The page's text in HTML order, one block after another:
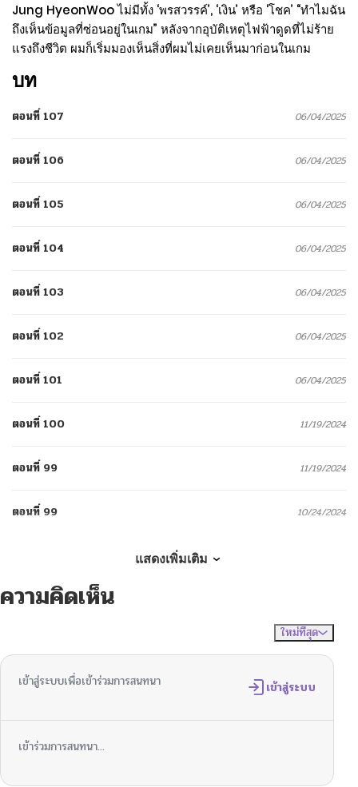
Jung HyeonWoo ไม่มีทั้ง ‘พรสวรรค์’, ‘เงิน’ หรือ ‘โชค’ “ทำไมฉัน
ถึงเห็นข้อมูลที่ซ่อนอยู่ในเกม” หลังจากอุบัติเหตุไฟฟ้าดูดที่ไม่ร้าย
แรงถึงชีวิต ผมก็เริ่มมองเห็นสิ่งที่ผมไม่เคยเห็นมาก่อนในเกม
บท
ตอนที่ 107 06/04/2025
ตอนที่ 106 06/04/2025
ตอนที่ 105 06/04/2025
ตอนที่ 104 06/04/2025
ตอนที่ 103 06/04/2025
ตอนที่ 102 06/04/2025
ตอนที่ 101 06/04/2025
ตอนที่ 100 11/19/2024
ตอนที่ 99 11/19/2024
ตอนที่ 99 10/24/2024
ตอนที่ 97
11/19/2024
ตอนที่ 94 11/19/2024
11/19/2024
แสดงเพิ่มเติม
ความคิดเห็น
ใหม่ที่สุด
เข้าสู่ระบบเพื่อเข้าร่วมการสนทนา เข้าสู่ระบบ
เข้าร่วมการสนทนา...